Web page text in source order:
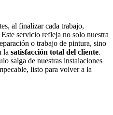
al finalizar cada trabajo,
Este servicio refleja no solo nuestra
o trabajo de pintura, sino
la satisfacción total del cliente.
salga de nuestras instalaciones
listo para volver a la